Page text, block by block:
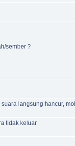
sember ?
langsung hancur,
tidak keluar